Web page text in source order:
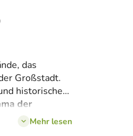
das
Großstadt.
historische
der
zuMehr lesen